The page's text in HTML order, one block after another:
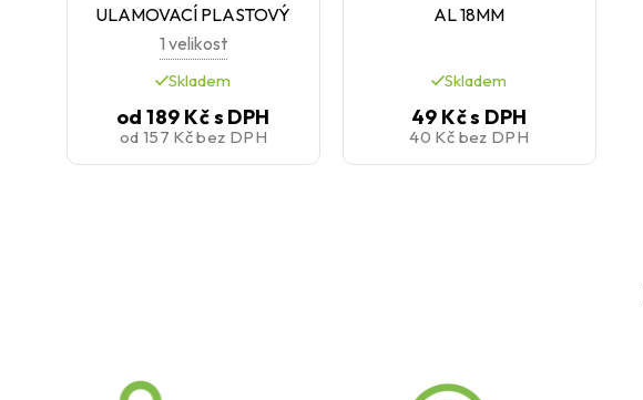
ULAMOVACÍ PLASTOVÝ
1 velikost
Skladem
od 189 Kčs DPH
od 157 Kčbez DPH
AL 18MM
Skladem
49 Kčs DPH
40 Kč bez DPH